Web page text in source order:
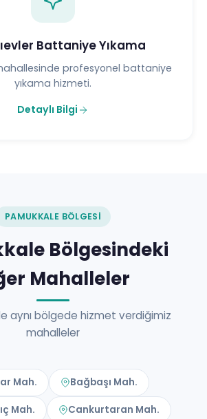
Battaniye Yıkama
profesyonel battaniye
yıkama hizmeti.
Detaylı Bilgi
PAMUKKALE BÖLGESI
Bölgesindeki
Mahalleler
aynı bölgede hizmet verdiğimiz
mahalleler
Mah. Bağbaşı Mah.
Mah. Cankurtaran Mah.